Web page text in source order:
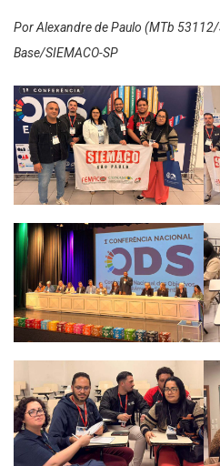
Por Alexandre de Paulo (MTb
Base/SIEMACO-SP